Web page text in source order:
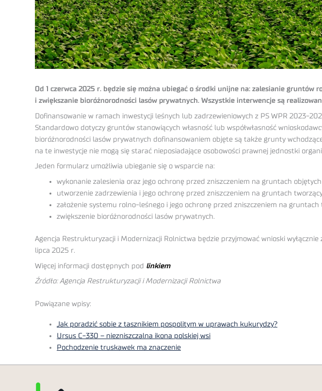
Od 1 czerwca 2025 r. będzie się można ubiegać o środki unijne na: zalesianie
i zwiększanie bioróżnorodności lasów prywatnych. Wszystkie interwencje są
Dofinansowanie w ramach inwestycji leśnych lub zadrzewieniowych z PS WPR 2023-
Standardowo dotyczy gruntów stanowiących własność lub współwłasność
bioróżnorodności lasów prywatnych dofinansowaniem objęte są także grunty
na te inwestycje nie mogą się starać nieposiadające osobowości prawnej jednostki
Jeden formularz umożliwia ubieganie się o wsparcie na:
wykonanie zalesienia oraz jego ochronę przed zniszczeniem na gruntach
utworzenie zadrzewienia i jego ochronę przed zniszczeniem na gruntach
założenie systemu rolno-leśnego i jego ochronę przed zniszczeniem na
zwiększenie bioróżnorodności lasów prywatnych.
Agencja Restrukturyzacji i Modernizacji Rolnictwa będzie przyjmować wnioski
lipca 2025 r.
Więcej informacji dostępnych pod linkiem
Źródło: Agencja Restrukturyzacji i Modernizacji Rolnictwa
Powiązane wpisy:
Jak poradzić sobie z tasznikiem pospolitym w uprawach kukurydzy?
Ursus C-330 – niezniszczalna ikona polskiej wsi
Pochodzenie truskawek ma znaczenie